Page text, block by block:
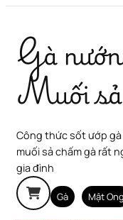
Gà
Muối sả
Công thức sốt ướp gà nướng bản đôn đậm đà, và cách làm
muối sả chấm gà rất
gia đình
Gà Mật Ong